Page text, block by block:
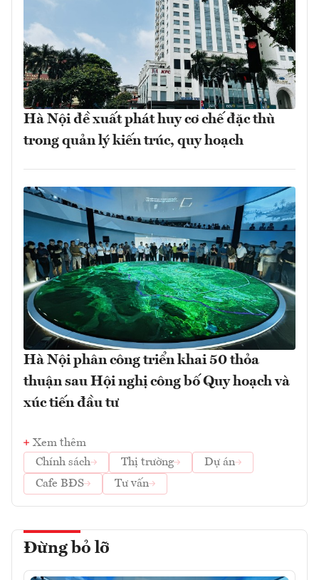
Hà Nội đề xuất phát huy cơ chế đặc thù
trong quản lý kiến trúc, quy hoạch
Hà Nội phân công triển khai 50 thỏa
thuận sau Hội nghị công bố Quy hoạch và
xúc tiến đầu tư
Xem thêm
Chính sách
Thị trường
Dự án
Cafe BĐS
Tư vấn
Đừng bỏ lỡ